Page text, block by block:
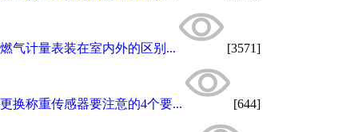
燃气计量表装在室内外的区别... [3571]
更换称重传感器要注意的4个要... [644]